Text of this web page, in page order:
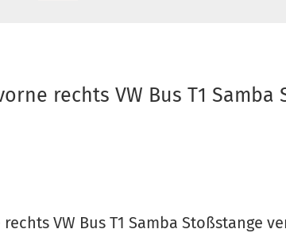
rechts VW Bus T1 Samba
VW Bus T1 Samba Stoßstange